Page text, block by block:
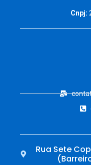
Cnpj:
Rua Sete